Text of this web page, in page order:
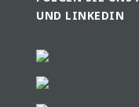
UND LINKEDIN